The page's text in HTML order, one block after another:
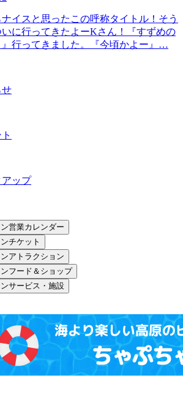
イスと思ったこの呼称タイトル！そう
いに行ってきたよーKさん！『すずめの
』行ってきました。『今頃かよー』…
営業カレンダー
チケット
アトラクション
フード＆ショップ
サービス・施設